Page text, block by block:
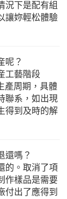
況下是配有組
讓妳輕松體驗
呢？
工藝階段
產周期，具體
聯系，如出現
得到及時的解
還嗎？
的。取消了項
作樣品是需要
付出了應得到